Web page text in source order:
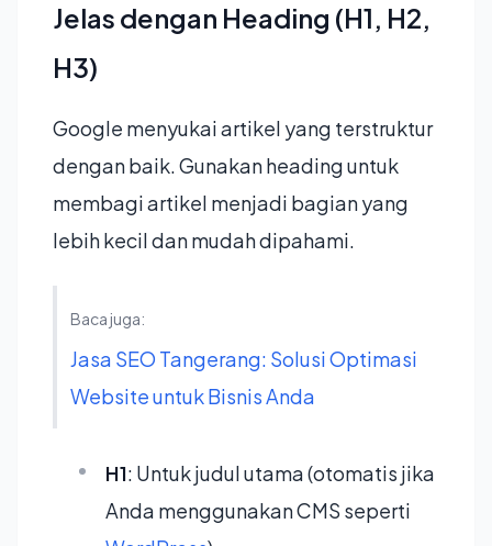
Jelas dengan Heading (H1, H2,
H3)
Google menyukai artikel yang terstruktur
dengan baik. Gunakan heading untuk
membagi artikel menjadi bagian yang
lebih kecil dan mudah dipahami.
Baca juga:
Jasa SEO Tangerang: Solusi Optimasi
Website untuk Bisnis Anda
H1: Untuk judul utama (otomatis jika
Anda menggunakan CMS seperti